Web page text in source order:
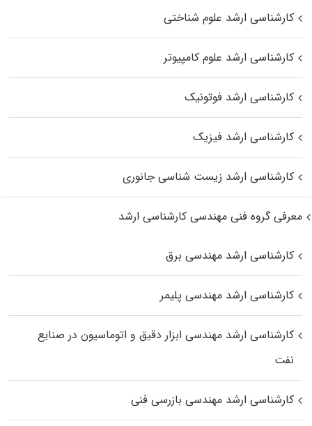
کارشناسی ارشد علوم شناختی
کارشناسی ارشد علوم کامپیوتر
کارشناسی ارشد فوتونیک
کارشناسی ارشد فیزیک
کارشناسی ارشد زیست‌ شناسی جانوری
معرفی گروه فنی مهندسی کارشناسی ارشد
کارشناسی ارشد مهندسی برق
کارشناسی ارشد مهندسی پلیمر
کارشناسی ارشد مهندسی ابزار دقیق و اتوماسیون در صنایع
نفت
کارشناسی ارشد مهندسی بازرسی فنی